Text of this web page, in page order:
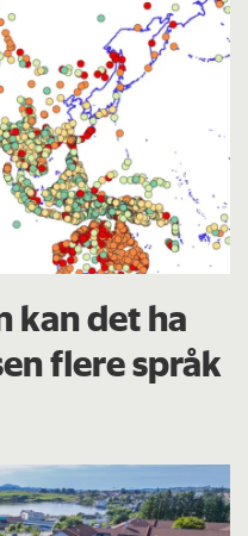
kan det ha
flere språk